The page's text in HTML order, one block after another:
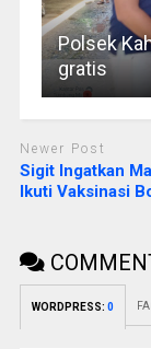
Polsek
gratis
Newer Post
Sigit Ingatkan
Ikuti Vaksinasi
WORDPRESS: 0